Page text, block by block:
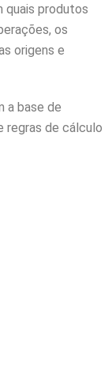
quais produtos
os
origens e
a base de
regras de cálculo